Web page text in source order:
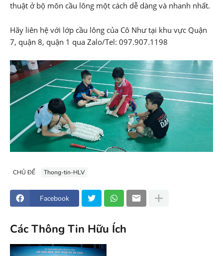
thuật ở bộ môn cầu lông một cách dễ dàng và nhanh nhất.
Hãy liên hệ với lớp cầu lông của Cô Như tại khu vực Quận
7, quận 8, quận 1 qua Zalo/Tel: 097.907.1198
CHỦ ĐỀ Thong-tin-HLV
Facebook
Các Thông Tin Hữu Ích